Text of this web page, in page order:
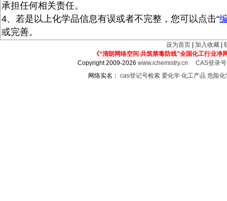
承担任何相关责任。
4、若是以上化学品信息有误或者不完整，您可以点击“
或完善。
设为首页 加入收藏
《“清朗网络空间 共筑禁毒防线”全国化工行业净
Copyright 2009-2026www.ichemistry.cn
CAS登录
网络实名： cas登记号检索 爱化学 化工产品 危险化